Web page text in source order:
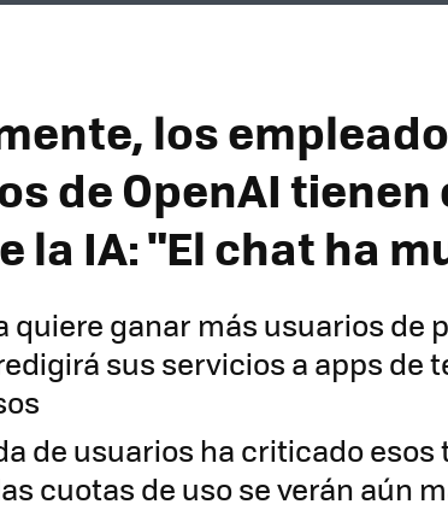
los
de OpenAI tienen
la IA: "El chat ha
quiere ganar más usuarios de
sus servicios a apps de
de usuarios ha criticado esos
cuotas de uso se verán aún